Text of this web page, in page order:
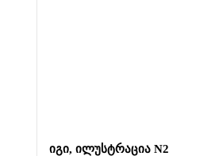
იგი, ილუსტრაცია N2